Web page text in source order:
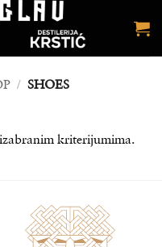
/ SHOES
kriterijumima.